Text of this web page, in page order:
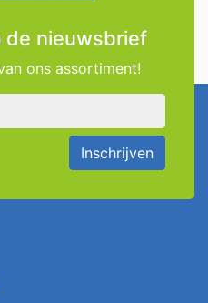
de nieuwsbrief
ons assortiment!
Inschrijven